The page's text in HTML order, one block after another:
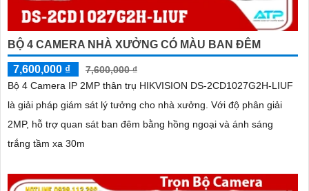
BỘ 4 CAMERA NHÀ XƯỞNG CÓ MÀU BAN ĐÊM
7,600,000 ₫
7,600,000 ₫
Bộ 4 Camera IP 2MP thân trụ HIKVISION DS-2CD1027G2H-LIUF
là giải pháp giám sát lý tưởng cho nhà xưởng. Với độ phân giải
2MP, hỗ trợ quan sát ban đêm bằng hồng ngoại và ánh sáng
trắng tầm xa 30m